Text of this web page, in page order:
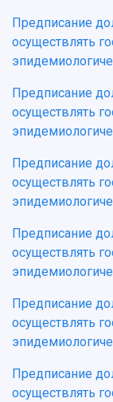
Предписание
осуществлять
Предписание
осуществлять
Предписание
осуществлять
Предписание
осуществлять
Предписание
осуществлять
Предписание
осуществлять